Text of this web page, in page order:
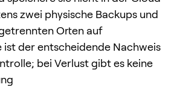
zwei physische Backups und
Orten auf
ist der entscheidende Nachweis
bei Verlust gibt es keine